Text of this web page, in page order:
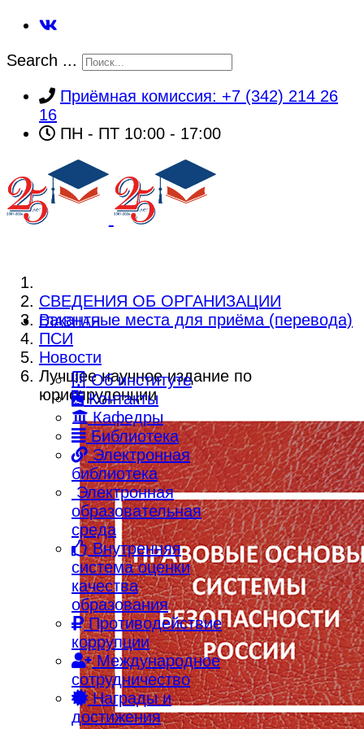
Search ...
Приёмная комиссия: +7 (342) 214 26
16
ПН - ПТ 10:00 - 17:00
ГЛАВНАЯ
Об институте
Контакты
Кафедры
Библиотека
Электронная
библиотека
Электронная
образовательная
среда
Внутренняя
система оценки
качества
образования
Противодействие
коррупции
Международное
сотрудничество
Награды и
достижения
СВЕДЕНИЯ ОБ ОРГАНИЗАЦИИ
Вакантные места для приёма (перевода)
ПСИ
Новости
Лучшее научное издание по
юриспруденции